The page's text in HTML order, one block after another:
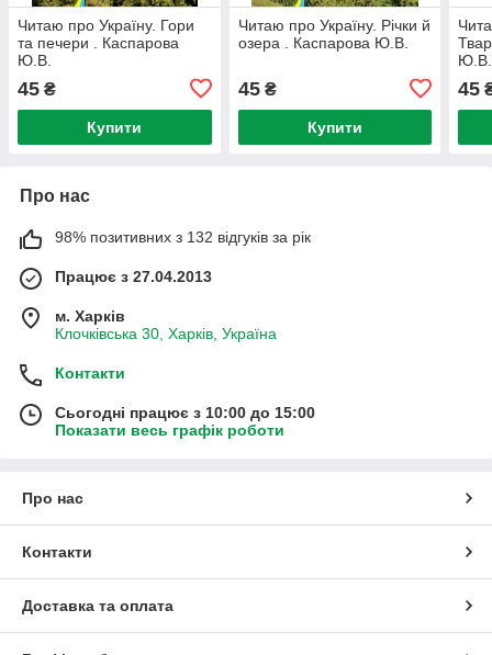
Читаю про Україну. Гори
та печери . Каспарова
Ю.В.
45 ₴
Купити
Читаю про Україну. Річки й
озера . Каспарова Ю.В.
45₴
Купити
Ю.В.
45
Про нас
98% позитивних з 132 відгуків за рік
Працює з 27.04.2013
м. Харків
Клочківська 30, Харків, Україна
Контакти
Сьогодні працює з 10:00 до 15:00
Показати весь графік роботи
Про нас
Контакти
Доставка та оплата